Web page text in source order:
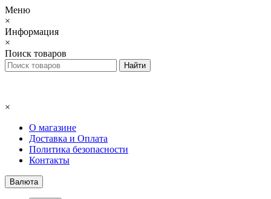
Меню
×
Информация
×
Поиск товаров
×
О магазине
Доставка и Оплата
Политика безопасности
Контакты
Валюта